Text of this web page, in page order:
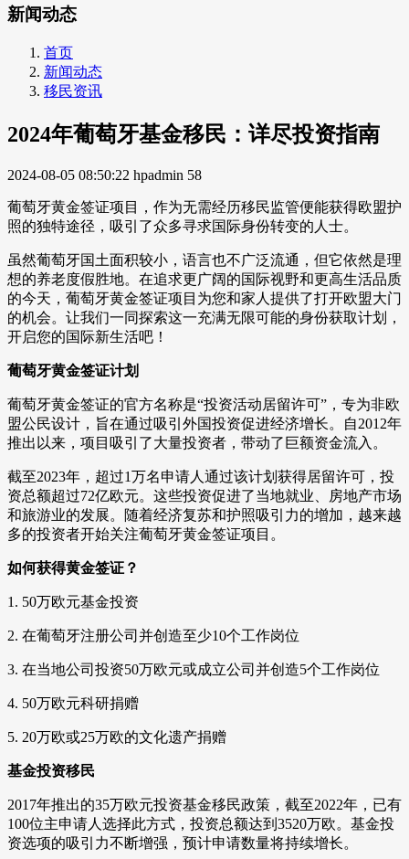
新闻动态
首页
新闻动态
移民资讯
2024年葡萄牙基金移民：详尽投资指南
2024-08-05 08:50:22 hpadmin 58
葡萄牙黄金签证项目，作为无需经历移民监管便能获得欧盟护
照的独特途径，吸引了众多寻求国际身份转变的人士。
虽然葡萄牙国土面积较小，语言也不广泛流通，但它依然是理
想的养老度假胜地。在追求更广阔的国际视野和更高生活品质
的今天，葡萄牙黄金签证项目为您和家人提供了打开欧盟大门
的机会。让我们一同探索这一充满无限可能的身份获取计划，
开启您的国际新生活吧！
葡萄牙黄金签证计划
葡萄牙黄金签证的官方名称是“投资活动居留许可”，专为非欧
盟公民设计，旨在通过吸引外国投资促进经济增长。自2012年
推出以来，项目吸引了大量投资者，带动了巨额资金流入。
截至2023年，超过1万名申请人通过该计划获得居留许可，投
资总额超过72亿欧元。这些投资促进了当地就业、房地产市场
和旅游业的发展。随着经济复苏和护照吸引力的增加，越来越
多的投资者开始关注葡萄牙黄金签证项目。
如何获得黄金签证？
1. 50万欧元基金投资
2. 在葡萄牙注册公司并创造至少10个工作岗位
3. 在当地公司投资50万欧元或成立公司并创造5个工作岗位
4. 50万欧元科研捐赠
5. 20万欧或25万欧的文化遗产捐赠
基金投资移民
2017年推出的35万欧元投资基金移民政策，截至2022年，已有
100位主申请人选择此方式，投资总额达到3520万欧。基金投
资选项的吸引力不断增强，预计申请数量将持续增长。